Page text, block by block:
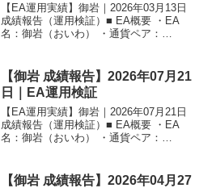
【EA運用実績】御岩｜2026年03月13日
成績報告（運用検証）■ EA概要 ・EA
名：御岩（おいわ） ・通貨ペア：
日の運用成績【M1】 ・当日損...
【御岩 成績報告】2026年07月21
日｜EA運用検証
【EA運用実績】御岩｜2026年07月21日
成績報告（運用検証）■ EA概要 ・EA
名：御岩（おいわ） ・通貨ペア：
日の運用成績【M1】 ・当日損...
【御岩 成績報告】2026年04月27